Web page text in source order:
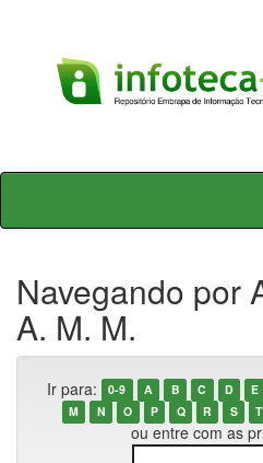
Skip
Navegando por
A. M. M.
Ir para: 0-9 A B C D E
M
N O P Q R S T
ou entre com as